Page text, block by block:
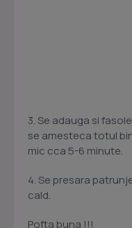
3. Se adauga si
se amesteca totul
mic cca 5-6 minute.
4. Se presara
cald.
Pofta buna !!!